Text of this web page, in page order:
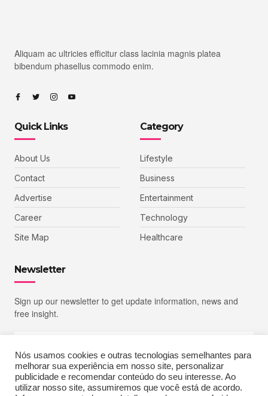
Aliquam ac ultricies efficitur class lacinia magnis platea
bibendum phasellus commodo enim.
Quick Links
About Us
Contact
Advertise
Career
Site Map
Category
Lifestyle
Business
Entertainment
Technology
Healthcare
Newsletter
Sign up our newsletter to get update information, news and
free insight.
SIGN UP
Nós usamos cookies e outras tecnologias semelhantes para
melhorar sua experiência em nosso site, personalizar
publicidade e recomendar conteúdo do seu interesse. Ao
utilizar nosso site, assumiremos que você está de acordo.